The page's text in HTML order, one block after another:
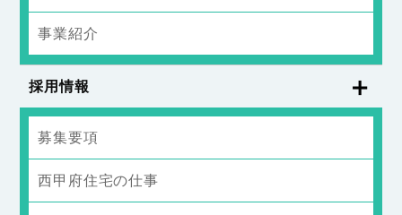
事業紹介
採用情報
募集要項
西甲府住宅の仕事